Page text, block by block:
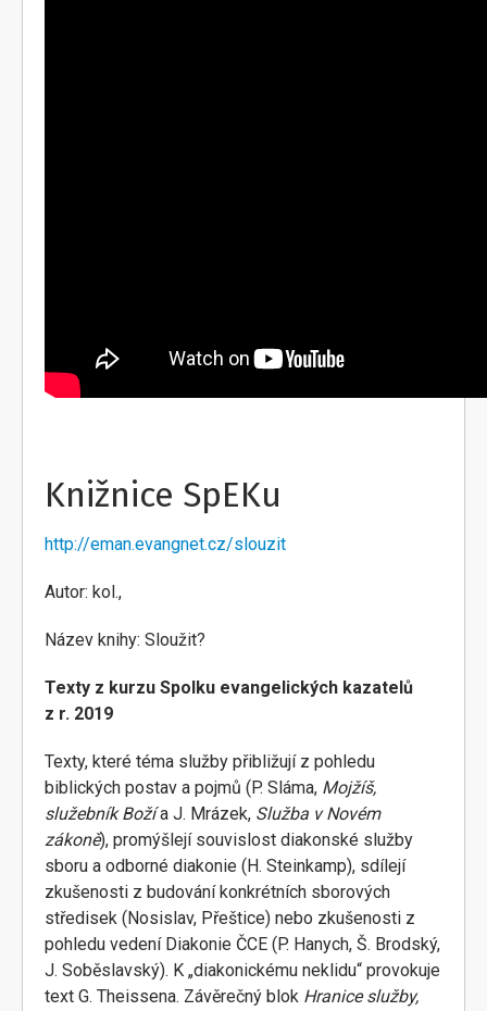
Knižnice SpEKu
http://eman.evangnet.cz/slouzit
Autor: kol.,
Název knihy: Sloužit?
Texty z kurzu Spolku evangelických kazatelů
z r. 2019
Texty, které téma služby přibližují z pohledu
biblických postav a pojmů (P. Sláma, Mojžíš,
služebník Božía J. Mrázek, Služba v Novém
zákoně), promýšlejí souvislost diakonské služby
sboru a odborné diakonie (H. Steinkamp), sdílejí
zkušenosti z budování konkrétních sborových
středisek (Nosislav, Přeštice) nebo zkušenosti z
pohledu vedení Diakonie ČCE (P. Hanych, Š. Brodský,
J. Soběslavský). K „diakonickému neklidu“ provokuje
text G. Theissena. Závěrečný blok Hranice služby,